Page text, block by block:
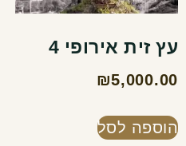
עץ זית אירופי 4
₪5,000.00
הוספה לסל